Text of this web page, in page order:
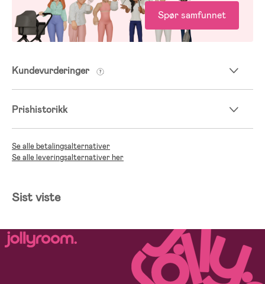
Spør samfunnet
Kundevurderinger
Prishistorikk
Se alle betalingsalternativer
Se alle leveringsalternativer her
Sist viste